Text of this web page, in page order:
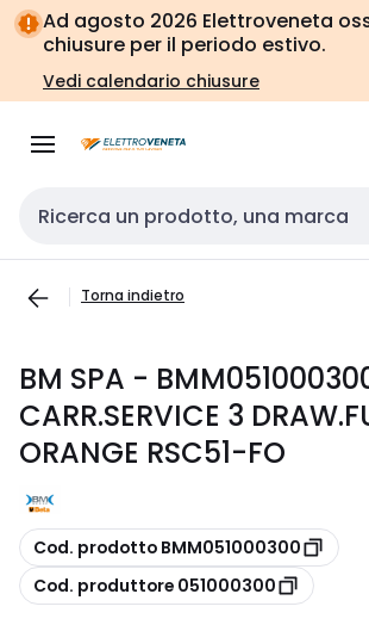
Vai alla
navigazione
Vai
alla
pagina
Ad agosto 2026 Elettroveneta
chiusure per il periodo estivo.
Vedi calendario chiusure
Cerca input
Torna indietro
BM SPA -
CARR.SERVICE 3
ORANGE RSC51-FO
copia
Cod. prodotto BMM051000300
copia
Cod. produttore 051000300